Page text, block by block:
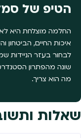
הטיפ של
החלמה מוצלחת היא
איכות החיים,
לבחור בעזר הניידות
שונה מהפתרון
מה הוא צריך.
שאלות